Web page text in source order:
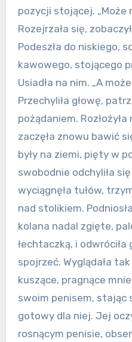
pozycji stojącej. „Może
Rozejrzała się,
Podeszła do niskiego,
kawowego, stojącego
Usiadła na nim. „A
Przechyliła głowę,
pożądaniem.
zaczęła znowu bawić
były na ziemi, pięty w
swobodnie odchyliła się
wyciągnęła tułów,
nad stolikiem.
kolana nadal zgięte,
łechtaczką, i odwróciła
spojrzeć. Wyglądała
kuszące, pragnące
swoim penisem, stając
gotowy dla niej. Jej
rosnącym penisie,